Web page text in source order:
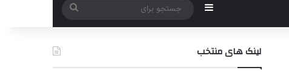
سایدبار
جستجو
برای
لینک های منتخب